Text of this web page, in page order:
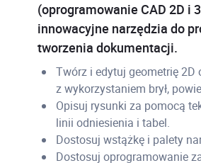
(oprogramowanie CAD 2D i
innowacyjne narzędzia do
tworzenia dokumentacji.
Twórz i edytuj geometrię 2D
z wykorzystaniem brył,
Opisuj rysunki za pomocą
linii odniesienia i tabel.
Dostosuj wstążkę i palety
Dostosuj oprogramowanie